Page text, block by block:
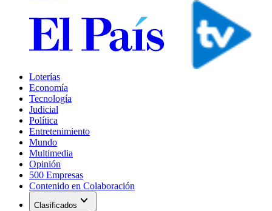
Loterías
Economía
Tecnología
Judicial
Política
Entretenimiento
Mundo
Multimedia
Opinión
500 Empresas
Contenido en Colaboración
Clasificados expand_more